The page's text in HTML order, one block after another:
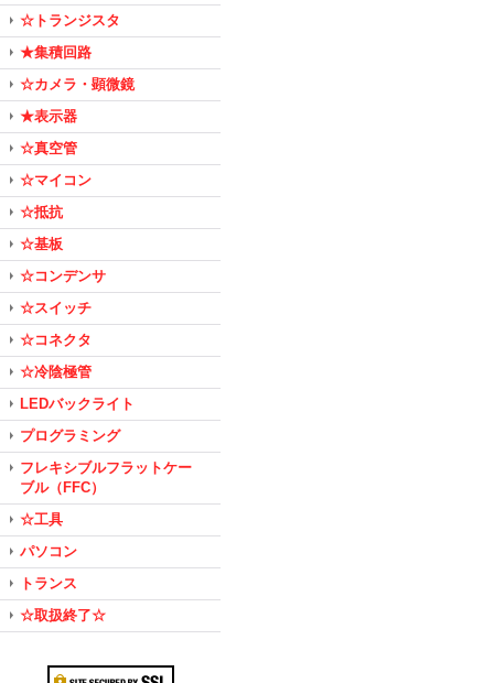
☆トランジスタ
★集積回路
☆カメラ・顕微鏡
★表示器
☆真空管
☆マイコン
☆抵抗
☆基板
☆コンデンサ
☆スイッチ
☆コネクタ
☆冷陰極管
LEDバックライト
プログラミング
フレキシブルフラットケー
ブル（FFC）
☆工具
パソコン
トランス
☆取扱終了☆